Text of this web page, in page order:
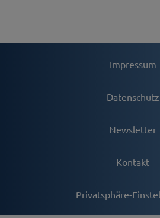
Impressum
Datenschutz
Newsletter
Kontakt
Privatsphäre-